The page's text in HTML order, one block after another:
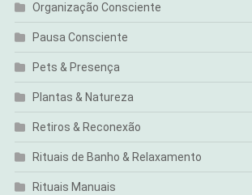
Organização Consciente
Pausa Consciente
Pets & Presença
Plantas & Natureza
Retiros & Reconexão
Rituais de Banho & Relaxamento
Rituais Manuais